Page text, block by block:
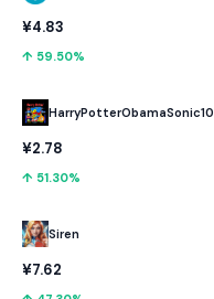
¥4.83
↑ 59.50%
¥2.78
↑ 51.30%
Siren
¥7.62